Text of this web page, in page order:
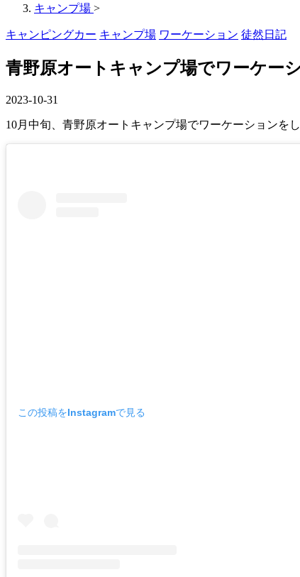
キャンプ場 >
キャンピングカー キャンプ場 ワーケーション 徒然日記
青野原オートキャンプ場でワーケー
2023-10-31
10月中旬、青野原オートキャンプ場でワーケーションを
この投稿をInstagramで見る